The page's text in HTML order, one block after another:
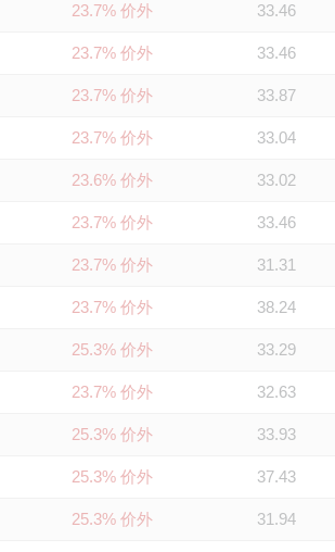
23.7% 价外 33.46
23.7% 价外 33.46
23.7% 价外 33.87
23.7% 价外 33.04
23.6% 价外 33.02
23.7% 价外 33.46
23.7% 价外 31.31
23.7% 价外 38.24
25.3% 价外 33.29
23.7% 价外 32.63
25.3% 价外 33.93
25.3% 价外 37.43
25.3% 价外 31.94